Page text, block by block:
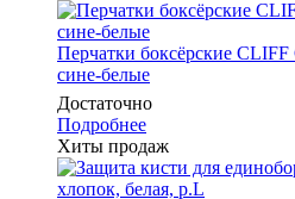
Перчатки боксёрские
сине-белые
Достаточно
Подробнее
Хиты продаж